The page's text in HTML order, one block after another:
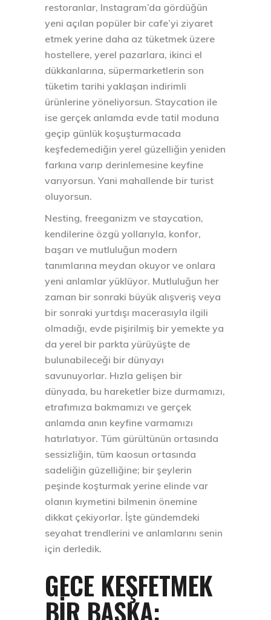
restoranlar, Instagram’da gördüğün
yeni açılan popüler bir cafe’yi ziyaret
etmek yerine daha az tüketmek üzere
hostellere, yerel pazarlara, ikinci el
dükkanlarına, süpermarketlerin son
tüketim tarihi yaklaşan indirimli
ürünlerine yöneliyorsun. Staycation ile
ise gerçek anlamda evde tatil moduna
geçip günlük koşuşturmacada
keşfedemediğin yerel güzelliğin yeniden
farkına varıp derinlemesine keyfine
varıyorsun. Yani mahallende bir turist
oluyorsun.
Nesting, freeganizm ve staycation,
kendilerine özgü yollarıyla, konfor,
başarı ve mutluluğun modern
tanımlarına meydan okuyor ve onlara
yeni anlamlar yüklüyor. Mutluluğun her
zaman bir sonraki büyük alışveriş veya
bir sonraki yurtdışı macerasıyla ilgili
olmadığı, evde pişirilmiş bir yemekte ya
da yerel bir parkta yürüyüşte de
bulunabileceği bir dünyayı
savunuyorlar. Hızla gelişen bir
dünyada, bu hareketler bize durmamızı,
etrafımıza bakmamızı ve gerçek
anlamda anın keyfine varmamızı
hatırlatıyor. Tüm gürültünün ortasında
sessizliğin, tüm kaosun ortasında
sadeliğin güzelliğine; bir şeylerin
peşinde koşturmak yerine elinde var
olanın kıymetini bilmenin önemine
dikkat çekiyorlar. İşte gündemdeki
seyahat trendlerini ve anlamlarını senin
için derledik.
GECE KEŞFETMEK
BİR BAŞKA: